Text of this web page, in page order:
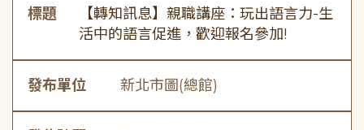
標題
【轉知訊息】親職講座：玩出語言力-生
活中的語言促進，歡迎報名參加!
發布單位 新北市圖(總館)